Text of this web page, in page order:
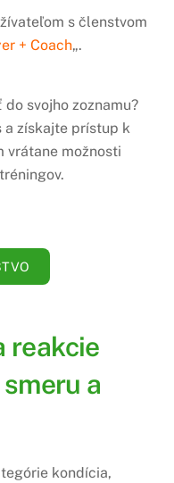
s členstvom
+ Coach„.
svojho zoznamu?
a získajte prístup k
vrátane možnosti
reakcie
a
kondícia,